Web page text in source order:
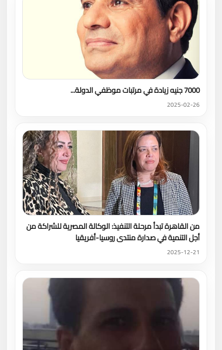
7000 جنيه زيادة في مرتبات موظفي الدولة...
2025-02-26
من القاهرة تبدأ مرحلة التنفيذ: الوكالة المصرية للشراكة من
أجل التنمية في صدارة منتدى روسيا-أفريقيا
2025-12-21